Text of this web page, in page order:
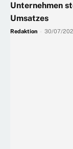
Unternehmen
Umsatzes
Redaktion 30/07/